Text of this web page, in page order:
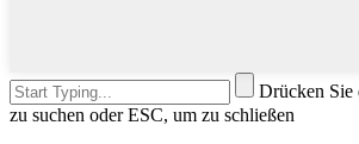
Drücken Sie
zu suchen oder ESC, um zu schließen